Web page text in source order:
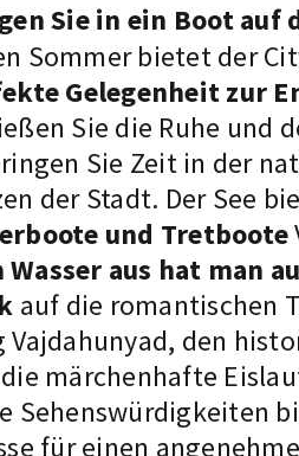
Sie in ein Boot auf
Sommer bietet der
Gelegenheit zur
Sie die Ruhe und
Sie Zeit in der
der Stadt. Der See
und Tretboote
Wasser aus hat man
auf die romantischen
Vajdahunyad, den
märchenhafte
Sehenswürdigkeiten
für einen